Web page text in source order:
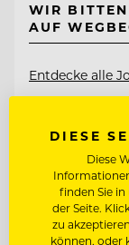
WIR
AUF
Entdecke alle
DIESE
Diese
finden Sie
der Seite.
zu
können, oder